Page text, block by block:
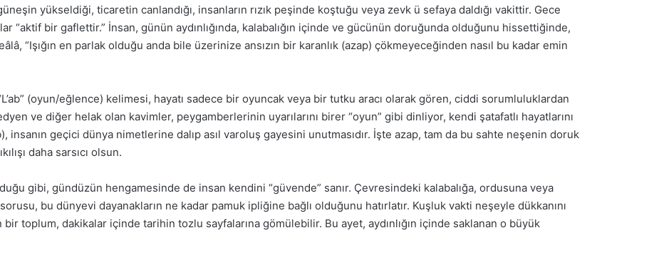
yükseldiği, ticaretin canlandığı, insanların rızık peşinde koştuğu veya zevk ü sefaya daldığı vakittir. Gece
“aktif bir gaflettir.” İnsan, günün aydınlığında, kalabalığın içinde ve gücünün doruğunda olduğunu hissettiğinde,
“Işığın en parlak olduğu anda bile üzerinize ansızın bir karanlık (azap) çökmeyeceğinden nasıl bu kadar emin
(oyun/eğlence) kelimesi, hayatı sadece bir oyuncak veya bir tutku aracı olarak gören, ciddi sorumluluklardan
ve diğer helak olan kavimler, peygamberlerinin uyarılarını birer “oyun” gibi dinliyor, kendi şatafatlı hayatlarını
insanın geçici dünya nimetlerine dalıp asıl varoluş gayesini unutmasıdır. İşte azap, tam da bu sahte neşenin doruk
daha sarsıcı olsun.
gibi, gündüzün hengamesinde de insan kendini “güvende” sanır. Çevresindeki kalabalığa, ordusuna veya
bu dünyevi dayanakların ne kadar pamuk ipliğine bağlı olduğunu hatırlatır. Kuşluk vakti neşeyle dükkanını
toplum, dakikalar içinde tarihin tozlu sayfalarına gömülebilir. Bu ayet, aydınlığın içinde saklanan o büyük